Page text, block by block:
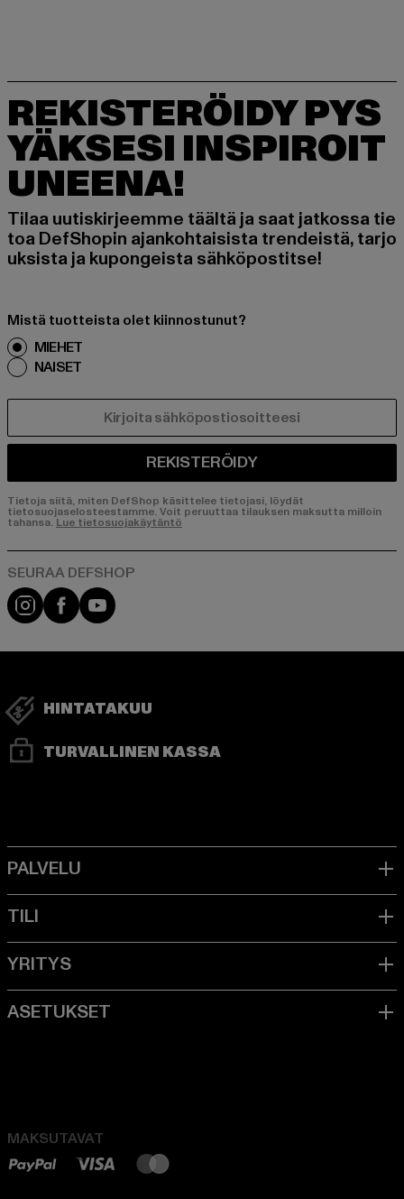
REKISTERÖIDY PYS
YÄKSESI INSPIROIT
UNEENA!
Tilaa uutiskirjeemme täältä ja saat jatkossa tie
toa DefShopin ajankohtaisista trendeistä, tarjo
uksista ja kupongeista sähköpostitse!
Mistä tuotteista olet kiinnostunut?
MIEHET
NAISET
REKISTERÖIDY
Tietoja siitä, miten DefShop käsittelee tietojasi, löydät
tietosuojaselosteestamme. Voit peruuttaa tilauksen maksutta milloin
tahansa. Lue tietosuojakäytäntö
Visit our Instagram page:
Visit our Facebook page:
Visit our YouTube channel:
HINTATAKUU
TURVALLINEN KASSA
MAKSUTAVAT